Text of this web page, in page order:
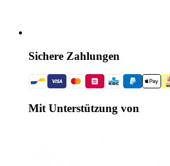
Sichere Zahlungen
Mit Unterstützung von